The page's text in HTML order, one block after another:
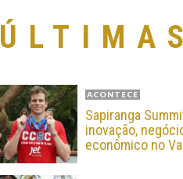
ÚLTIMAS
ACONTECE
Sapiranga
inovação,
econômico no